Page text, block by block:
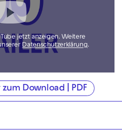
jetzt anzeigen. Weitere
Datenschutzerklärung.
Download | PDF